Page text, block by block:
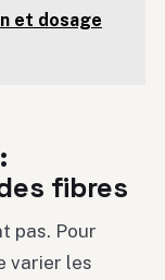
et dosage
fibres
pas. Pour
varier les